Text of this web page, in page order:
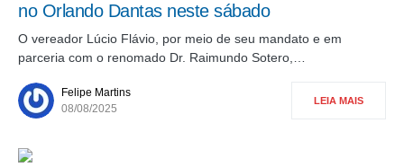
no Orlando Dantas neste sábado
O vereador Lúcio Flávio, por meio de seu mandato e em
parceria com o renomado Dr. Raimundo Sotero,…
Felipe Martins
08/08/2025
LEIA MAIS